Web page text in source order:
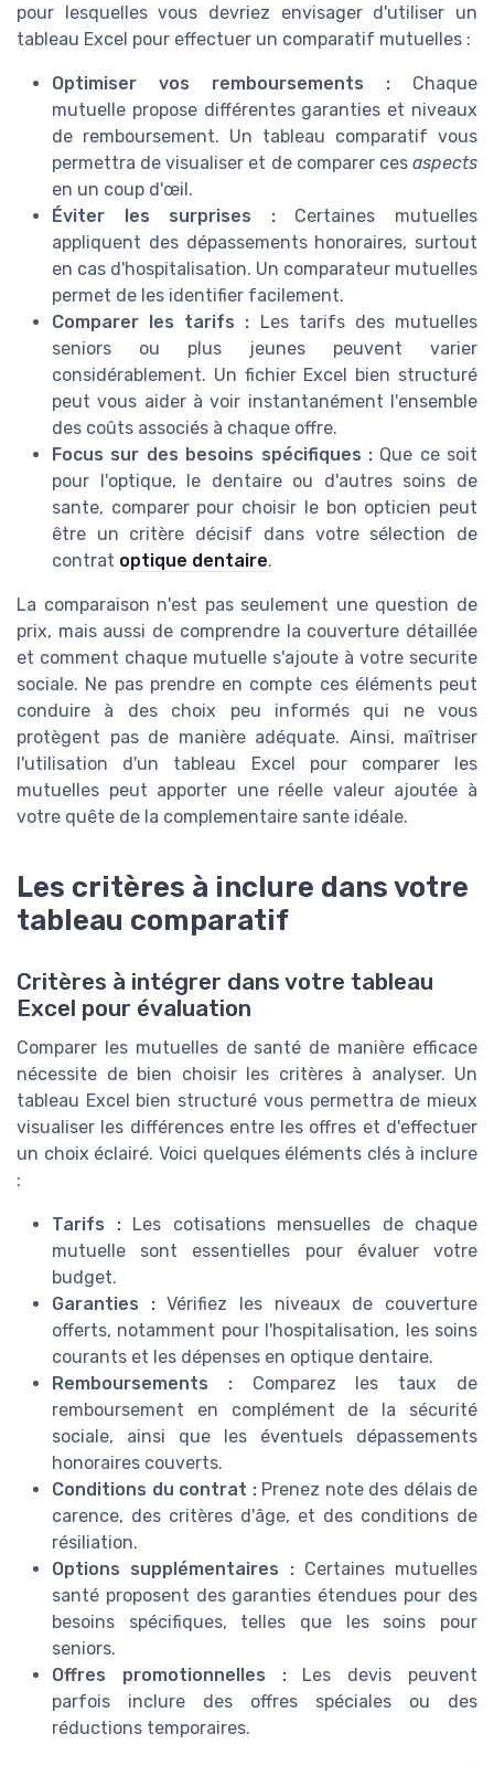
pour lesquelles vous devriez envisager d'utiliser un
tableau Excel pour effectuer un comparatif mutuelles :
Optimiser vos remboursements : Chaque
mutuelle propose différentes garanties et niveaux
de remboursement. Un tableau comparatif vous
permettra de visualiser et de comparer ces aspects
en un coup d'œil.
Éviter les surprises :Certaines mutuelles
appliquent des dépassements honoraires, surtout
en cas d'hospitalisation. Un comparateur mutuelles
permet de les identifier facilement.
Comparer les tarifs : Les tarifs des mutuelles
seniors ou plus jeunes peuvent varier
considérablement. Un fichier Excel bien structuré
peut vous aider à voir instantanément l'ensemble
des coûts associés à chaque offre.
Focus sur des besoins spécifiques :Que ce soit
pour l'optique, le dentaire ou d'autres soins de
sante, comparer pour choisir le bon opticien peut
être un critère décisif dans votre sélection de
contrat optique dentaire.
La comparaison n'est pas seulement une question de
prix, mais aussi de comprendre la couverture détaillée
et comment chaque mutuelle s'ajoute à votre securite
sociale. Ne pas prendre en compte ces éléments peut
conduire à des choix peu informés qui ne vous
protègent pas de manière adéquate. Ainsi, maîtriser
l'utilisation d'un tableau Excel pour comparer les
mutuelles peut apporter une réelle valeur ajoutée à
votre quête de la complementaire sante idéale.
Les critères à inclure dans votre
tableau comparatif
Critères à intégrer dans votre tableau
Excel pour évaluation
Comparer les mutuelles de santé de manière efficace
nécessite de bien choisir les critères à analyser. Un
tableau Excel bien structuré vous permettra de mieux
visualiser les différences entre les offres et d'effectuer
un choix éclairé. Voici quelques éléments clés à inclure
:
Tarifs :Les cotisations mensuelles de chaque
mutuelle sont essentielles pour évaluer votre
budget.
Garanties :Vérifiez les niveaux de couverture
offerts, notamment pour l'hospitalisation, les soins
courants et les dépenses en optique dentaire.
Remboursements :Comparez les taux de
remboursement en complément de la sécurité
sociale, ainsi que les éventuels dépassements
honoraires couverts.
Conditions du contrat :Prenez note des délais de
carence, des critères d'âge, et des conditions de
résiliation.
Options supplémentaires :Certaines mutuelles
santé proposent des garanties étendues pour des
besoins spécifiques, telles que les soins pour
seniors.
Offres promotionnelles :Les devis peuvent
parfois inclure des offres spéciales ou des
réductions temporaires.